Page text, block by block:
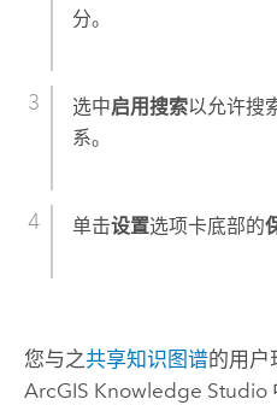
分。
选中启用搜索以允许搜
系。
单击设置选项卡底部的
您与之共享知识图谱的用户
ArcGIS Knowledge Studio